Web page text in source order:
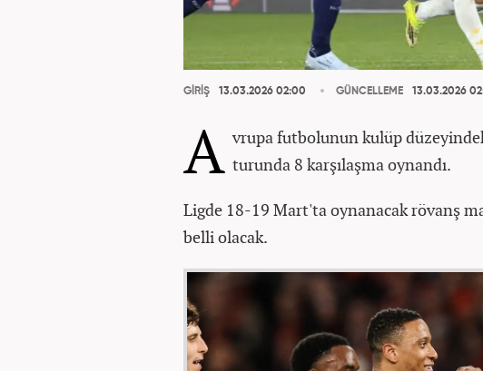
GİRİŞ 13.03.2026 02:00 GÜNCELLEME 13.03.2026
A vrupa futbolunun kulüp
turunda 8 karşılaşma oynandı.
Ligde 18-19 Mart'ta oynanacak rövanş
belli olacak.